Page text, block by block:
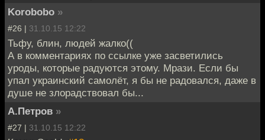
Korobobo »
#26 | 31.10.15 12:22
Тьфу, блин, людей жалко((
А в комментариях по ссылке уже засветились
уроды, которые радуются этому. Мрази. Если бы
упал украинский самолёт, я бы не радовался, даже в
душе не злорадствовал бы...
А.Петров »
#27 | 31.10.15 12:22